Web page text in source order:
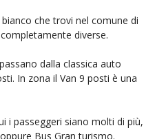
che trovi nel comune di
diverse.
dalla classica auto
In zona il Van 9 posti è una
i passeggeri siano molti di più,
Bus Gran turismo.